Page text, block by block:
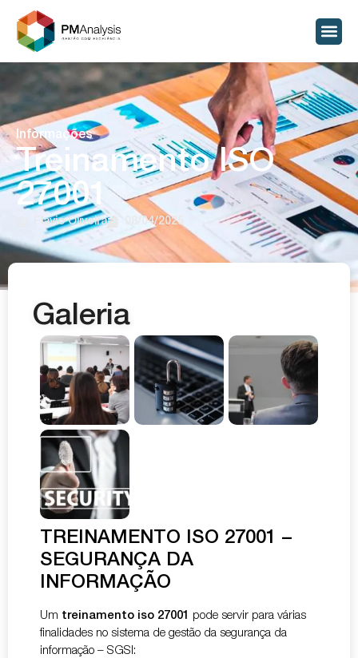
Informações
Treinamento ISO
27001
Flavio Oliveira 08/04/2025
Galeria
TREINAMENTO ISO 27001 –
SEGURANÇA DA
INFORMAÇÃO
Um treinamento iso 27001
pode servir para várias
finalidades no sistema de gestão da segurança da
informação – SGSI: